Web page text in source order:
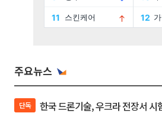
주요뉴스
단독